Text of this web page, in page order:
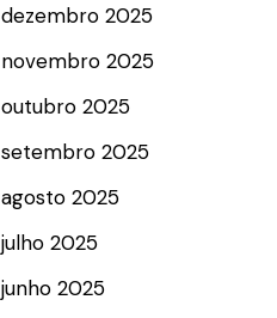
dezembro 2025
novembro 2025
outubro 2025
setembro 2025
agosto 2025
julho 2025
junho 2025